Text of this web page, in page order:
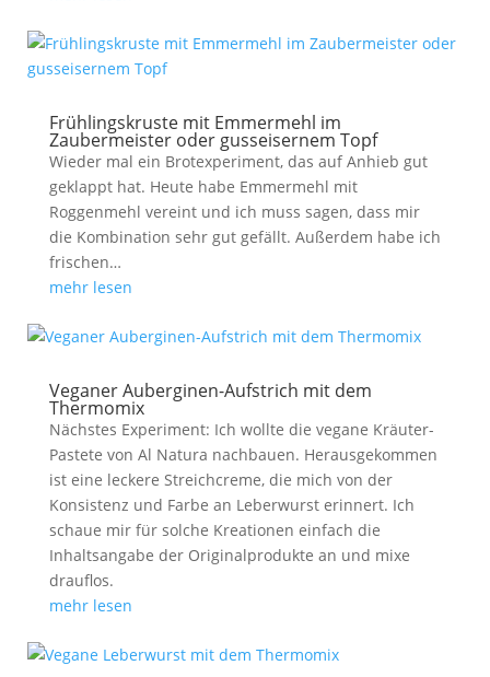
Frühlingskruste mit Emmermehl im
Zaubermeister oder gusseisernem Topf
Wieder mal ein Brotexperiment, das auf Anhieb gut
geklappt hat. Heute habe Emmermehl mit
Roggenmehl vereint und ich muss sagen, dass mir
die Kombination sehr gut gefällt. Außerdem habe ich
frischen…
mehr lesen
Veganer Auberginen-Aufstrich mit dem
Thermomix
Nächstes Experiment: Ich wollte die vegane Kräuter-
Pastete von Al Natura nachbauen. Herausgekommen
ist eine leckere Streichcreme, die mich von der
Konsistenz und Farbe an Leberwurst erinnert. Ich
schaue mir für solche Kreationen einfach die
Inhaltsangabe der Originalprodukte an und mixe
drauflos.
mehr lesen